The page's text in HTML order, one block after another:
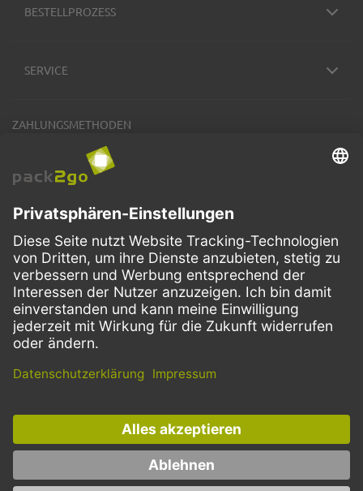
BESTELLPROZESS
SERVICE
ZAHLUNGSMETHODEN
VERSANDARTEN
FacebookInstagramLinkedIn
Dieses Angebot ist ausschließlich für Gastronomie, Handel, Industrie,